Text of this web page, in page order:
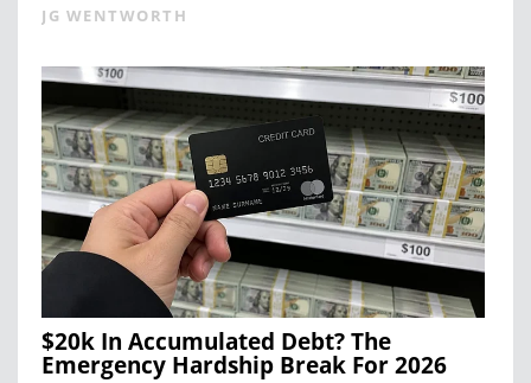
JG WENTWORTH
$20k In Accumulated Debt? The
Emergency Hardship Break For 2026